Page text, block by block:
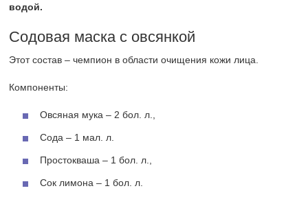
водой.
Содовая маска с овсянкой
Этот состав – чемпион в области очищения кожи лица.
Компоненты:
Овсяная мука – 2 бол. л.,
Сода – 1 мал. л.
Простокваша – 1 бол. л.,
Сок лимона – 1 бол. л.